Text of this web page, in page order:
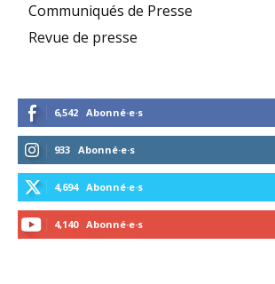
Communiqués de Presse
Revue de presse
6,542 Abonné·e·s
933 Abonné·e·s
4,694 Abonné·e·s
4,140 Abonné·e·s